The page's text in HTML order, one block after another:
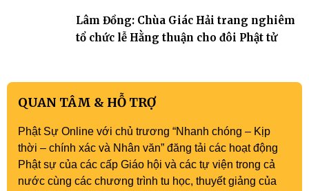
Lâm Đồng: Chùa Giác Hải trang nghiêm
tổ chức lễ Hằng thuận cho đôi Phật tử
QUAN TÂM & HỖ TRỢ
Phật Sự Online với chủ trương “Nhanh chóng – Kịp
thời – chính xác và Nhân văn” đăng tải các hoạt động
Phật sự của các cấp Giáo hội và các tự viện trong cả
nước cùng các chương trình tu học, thuyết giảng của